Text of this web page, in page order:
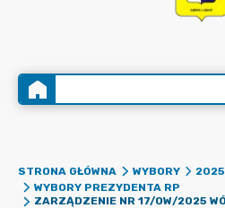
STRONA GŁÓWNA WYBORY
2025
WYBORY PREZYDENTA RP